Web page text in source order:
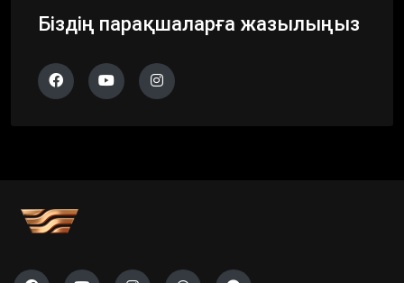
Біздің парақшаларға жазылыңыз